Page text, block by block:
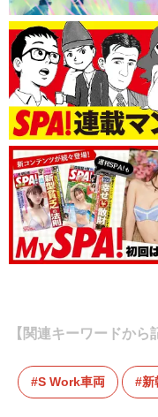
【関連キーワードから
S Work車両 新